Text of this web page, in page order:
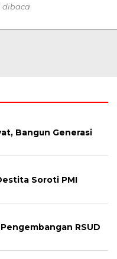
dibaca
Bangun Generasi
Soroti PMI
RSUD